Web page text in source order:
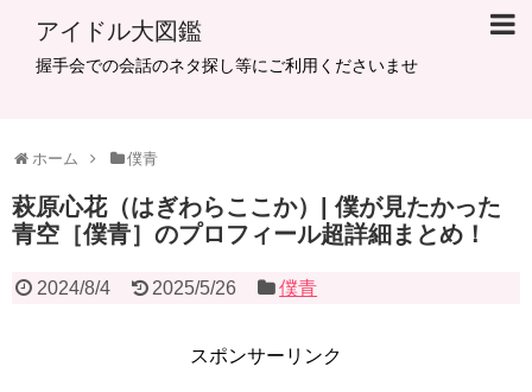
アイドル大図鑑
握手会での会話のネタ探し等にご利用くださいませ
ホーム 僕青
萩原心花（はぎわらここか）| 僕が見たかった
青空［僕青］のプロフィール超詳細まとめ！
2024/8/4 2025/5/26 僕青
スポンサーリンク